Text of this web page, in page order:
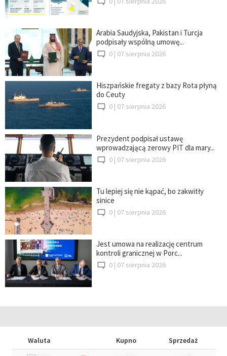
Arabia Saudyjska, Pakistan i Turcja
podpisały wspólną umowę...
0 | 07 sierpnia 2026
Hiszpańskie fregaty z bazy Rota płyną
do Ceuty
0 | 07 sierpnia 2026
Prezydent podpisał ustawę
wprowadzającą zerowy PIT dla mary...
0 | 07 sierpnia 2026
Tu lepiej się nie kąpać, bo zakwitły
sinice
0 | 07 sierpnia 2026
Jest umowa na realizację centrum
kontroli granicznej w Porc...
0 | 07 sierpnia 2026
Waluta Kupno
Sprzedaż